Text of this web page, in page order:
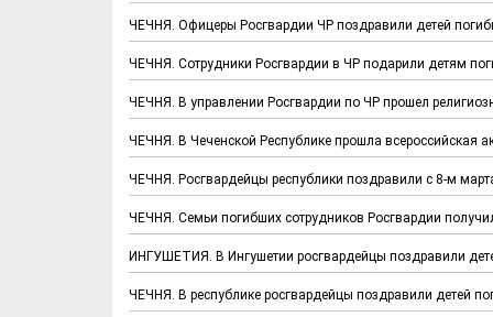
ЧЕЧНЯ. Офицеры Росгвардии ЧР поздравили детей
ЧЕЧНЯ. Сотрудники Росгвардии в ЧР подарили детям
ЧЕЧНЯ. В управлении Росгвардии по ЧР прошел
ЧЕЧНЯ. В Чеченской Республике прошла всероссийская
ЧЕЧНЯ. Росгвардейцы республики поздравили с 8-м
ЧЕЧНЯ. Семьи погибших сотрудников Росгвардии
ИНГУШЕТИЯ. В Ингушетии росгвардейцы поздравили
ЧЕЧНЯ. В республике росгвардейцы поздравили детей